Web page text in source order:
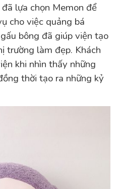
lựa chọn Memon để
cho việc quảng bá
bông đã giúp viện tạo
trường làm đẹp. Khách
khi nhìn thấy những
thời tạo ra những kỷ